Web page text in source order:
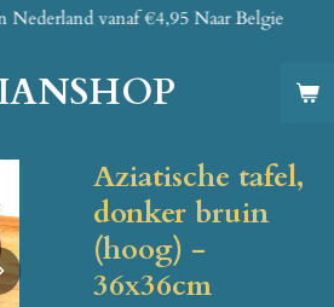
Nederland vanaf €4,95 Naar Belgie
Aziatische tafel,
donker bruin
(hoog) -
36x36cm